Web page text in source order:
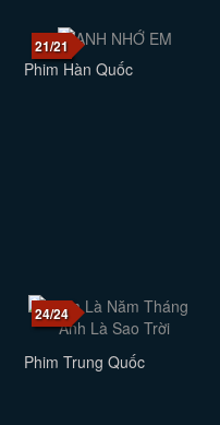
21/21
Phim Hàn Quốc
24/24
Phim Trung Quốc